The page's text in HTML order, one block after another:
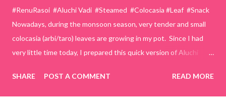
#RenuRasoi #Aluchi Vadi #Steamed #Colocasia #Leaf #Snack
Nowadays, during the monsoon season, very tender and small
colocasia (arbi/taro) leaves are growing in my pot. Since I had
very little time today, I prepared this quick version of Aluchi
easier and faster to make. Ingredients (1 cup = 150 ml) *Washed
& finely chopped colocasia (taro) leaves, – 2 cups *Tamarind – a
SHARE POST A COMMENT READ MORE